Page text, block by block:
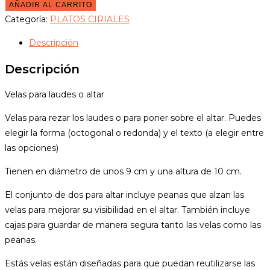
AÑADIR AL CARRITO
Categoría: PLATOS CIRIALES
Descripción
Descripción
Velas para laudes o altar
Velas para rezar los laudes o para poner sobre el altar. Puedes
elegir la forma (octogonal o redonda) y el texto (a elegir entre
las opciones)
Tienen en diámetro de unos 9 cm y una altura de 10 cm.
El conjunto de dos para altar incluye peanas que alzan las
velas para mejorar su visibilidad en el altar. También incluye
cajas para guardar de manera segura tanto las velas como las
peanas.
Estás velas están diseñadas para que puedan reutilizarse las